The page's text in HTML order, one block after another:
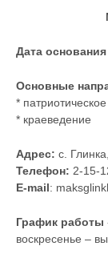
Дата основания
Основные
*
* краеведение
Адрес: с.
Телефон: 2-15-
E-mail:
График работы
воскресенье –